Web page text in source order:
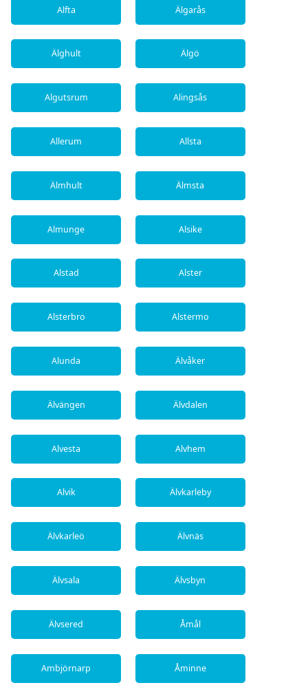
Alfta Älgarås
Älghult Älgö
Algutsrum Alingsås
Allerum Allsta
Älmhult Älmsta
Almunge Alsike
Alstad Alster
Alsterbro Alstermo
Alunda Älvåker
Älvängen Älvdalen
Alvesta Alvhem
Alvik Älvkarleby
Älvkarleö Älvnäs
Älvsala Älvsbyn
Älvsered Åmål
Ambjörnarp Åminne